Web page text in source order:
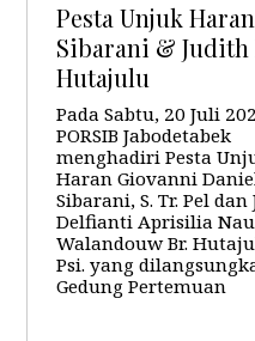
Pesta Unjuk Haran
Sibarani & Judith
Hutajulu
Pada Sabtu, 20 Juli
PORSIB Jabodetabek
menghadiri Pesta
Haran Giovanni
Sibarani, S. Tr. Pel
Delfianti Aprisilia
Walandouw Br.
Psi. yang
Gedung Pertemuan